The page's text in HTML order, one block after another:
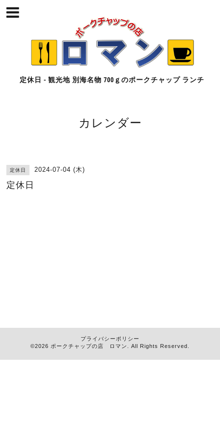
定休日 - 観光地 別海名物 700ｇのポークチャップ ランチ
カレンダー
定休日 2024-07-04 (木)
定休日
プライバシーポリシー
©2026 ポークチャップの店 ロマン . All Rights Reserved.